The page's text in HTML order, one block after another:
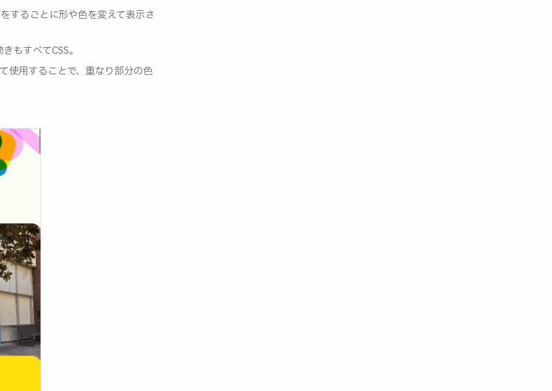
するごとに形や色を変えて表示さ
もすべてCSS。
用することで、重なり部分の色